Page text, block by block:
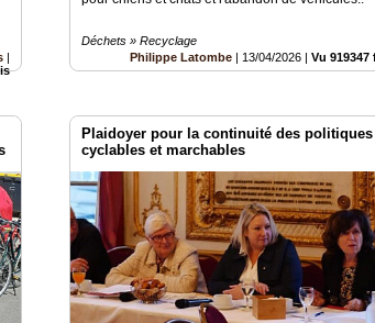
|
Déchets » Recyclage
Philippe Latombe | 13/04/2026 |Vu 919347
Plaidoyer pour la continuité des politiques
cyclables et marchables